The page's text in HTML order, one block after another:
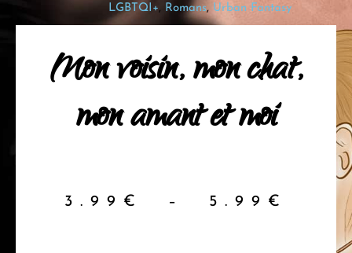
LGBTQI+, Romans, Urban Fantasy
Mon voisin, mon chat,
mon amant et moi
3.99 € – 5.99 €